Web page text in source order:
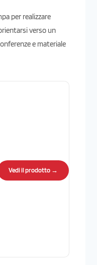
per realizzare
verso un
e materiale
Vedi il prodotto →